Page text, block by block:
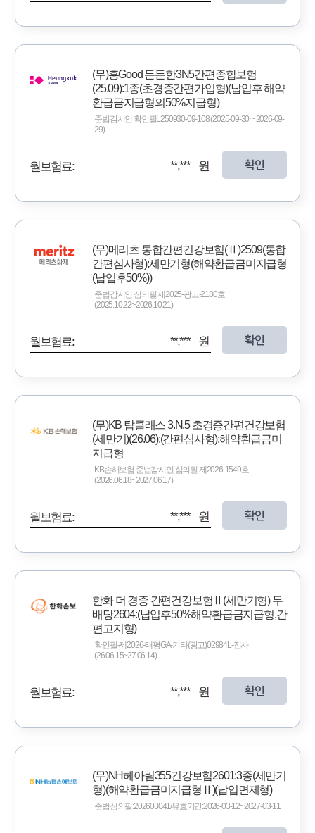
(무)흥Good 든든한3N5간편종합보험
(25.09):1종(초경증간편가입형)(납입후 해약
환급금지급형의50%지급형)
준법감시인 확인필L250930-09-108 (2025-09-30 ~ 2026-09-
29)
월보험료: **,*** 원 확인
(무)메리츠 통합간편건강보험(Ⅱ)2509(통합
간편심사형):세만기형(해약환급금미지급형
(납입후50%))
준법감시인 심의필 제2025-광고-2180호
(2025.10.22~2026.10.21)
월보험료: **,*** 원 확인
(무)KB 탑클래스 3.N.5 초경증간편건강보험
(세만기)(26.06):(간편심사형):해약환급금미
지급형
KB손해보험 준법감시인 심의필 제2026-1549호
(2026.06.18~2027.06.17)
월보험료: **,*** 원 확인
한화 더 경증 간편건강보험Ⅱ(세만기형) 무
배당2604:(납입후50%해약환급금지급형,간
편고지형)
확인필-제2026-태평GA-기타(광고)02984L-전사
(26.06.15~27.06.14)
월보험료: **,*** 원 확인
(무)NH헤아림355건강보험2601:3종(세만기
형)(해약환급금미지급형Ⅱ)(납입면제형)
준법심의필:202603041/유효기간:2026-03-12~2027-03-11